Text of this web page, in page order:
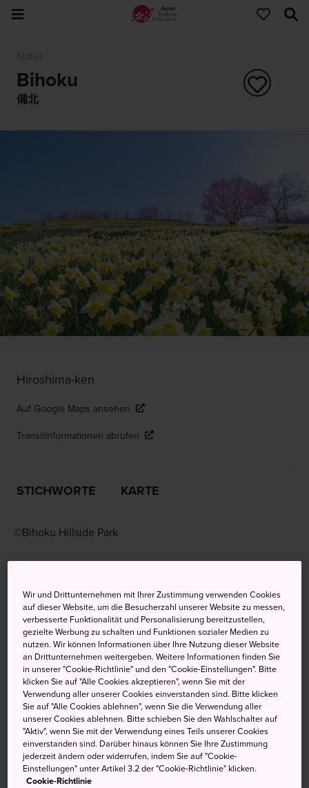
Bihoku
備北
Hiroshima-ken
Auf Google Maps ansehen
Transitinformationen abrufen
STICHWORTE KARTE
©Bihoku Hillside Park
Flächen
Die Bihoku-Region der Präfektur Hiroshima ist der richtige
Ort für Naturliebhaber. Hier stehen Wandern und andere
Outdoor-Aktivitäten auf dem Programm. In der Region
befinden sich die Taishaku-Schlucht, ein malerisches Tal
mit tollen Wanderwegen, und die bewaldete Hiba-
Bergkette.
Kurzinfo
Wir und Drittunternehmen mit Ihrer Zustimmung verwenden Cookies
auf dieser Website, um die Besucherzahl unserer Website zu messen,
verbesserte Funktionalität und Personalisierung bereitzustellen,
gezielte Werbung zu schalten und Funktionen sozialer Medien zu
nutzen. Wir können Informationen über Ihre Nutzung dieser Website
an Drittunternehmen weitergeben. Weitere Informationen finden Sie
in unserer "Cookie-Richtlinie" und den "Cookie-Einstellungen". Bitte
klicken Sie auf "Alle Cookies akzeptieren", wenn Sie mit der
Verwendung aller unserer Cookies einverstanden sind. Bitte klicken
Sie auf "Alle Cookies ablehnen", wenn Sie die Verwendung aller
unserer Cookies ablehnen. Bitte schieben Sie den Wahlschalter auf
"Aktiv", wenn Sie mit der Verwendung eines Teils unserer Cookies
einverstanden sind. Darüber hinaus können Sie Ihre Zustimmung
jederzeit ändern oder widerrufen, indem Sie auf "Cookie-
Einstellungen" unter Artikel 3.2 der "Cookie-Richtlinie" klicken.
Cookie-Richtlinie